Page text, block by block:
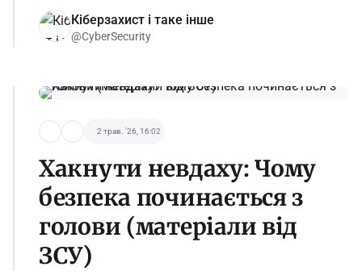
Кіберзахист і таке інше
@CyberSecurity
2 трав. '26, 16:02
Хакнути невдаху: Чому
безпека починається з
голови (матеріали від
ЗСУ)